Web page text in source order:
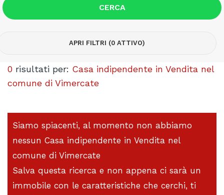
CERCA
APRI FILTRI (0 ATTIVO)
0 risultati per: Casa indipendente in Vendita nel
comune di Vimercate
Siamo spiacenti, al momento non abbiamo
nessun Casa indipendente in Vendita nel
comune di Vimercate
Salva questa ricerca e non appena ci sarà un
immobile con le caratteristiche che cerchi, ti